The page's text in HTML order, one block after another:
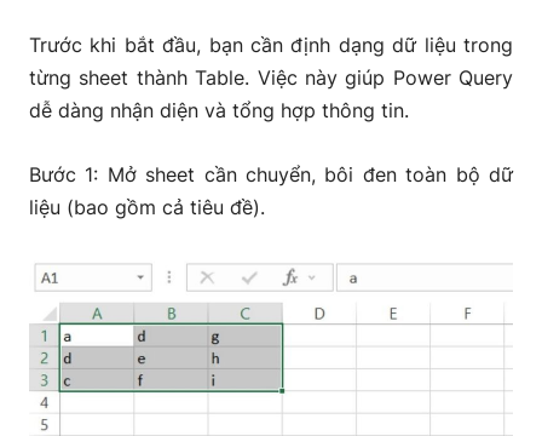
Trước khi bắt đầu, bạn cần định dạng dữ liệu trong
từng sheet thành Table. Việc này giúp Power Query
dễ dàng nhận diện và tổng hợp thông tin.
Bước 1: Mở sheet cần chuyển, bôi đen toàn bộ dữ
liệu (bao gồm cả tiêu đề).